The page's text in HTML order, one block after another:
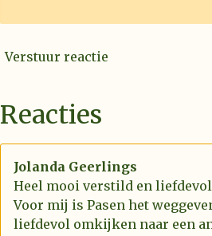
Verstuur reactie
Reacties
Jolanda Geerlings
Heel mooi verstild en liefdevol
Voor mij is Pasen het
liefdevol omkijken naar een